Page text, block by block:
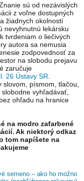
sú od nezávislých
z voľne dostupných
žiadnych okolností
nevyhnutnú lekársku
tvrdeniam o liečivých
autora sa nemusia
zodpovednosť za
na slobodu prejavu
zaručuje
26 Ústavy SR
slovom, písmom, tlačou,
vyhľadávať,
ohľadu na hranice
na modro zafarbené
Ak niektorý odkaz
tom napíšete na
semeno – ako ho možno